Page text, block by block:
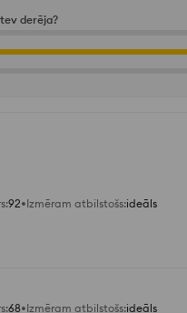
derēja?
:92 Izmēram atbilstošs:ideāls
:68 Izmēram atbilstošs:ideāls